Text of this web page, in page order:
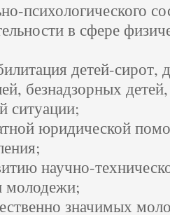
психологического
в сфере
детей-сирот,
безнадзорных
ситуации;
юридической
научно-
молодежи;
значимых